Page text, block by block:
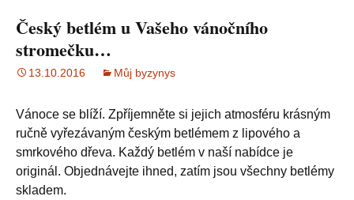
Český betlém u Vašeho vánočního
stromečku…
13.10.2016 Můj byzynys
Vánoce se blíží. Zpříjemněte si jejich atmosféru krásným
ručně vyřezávaným českým betlémem z lipového a
smrkového dřeva. Každý betlém v naší nabídce je
originál. Objednávejte ihned, zatím jsou všechny betlémy
skladem.